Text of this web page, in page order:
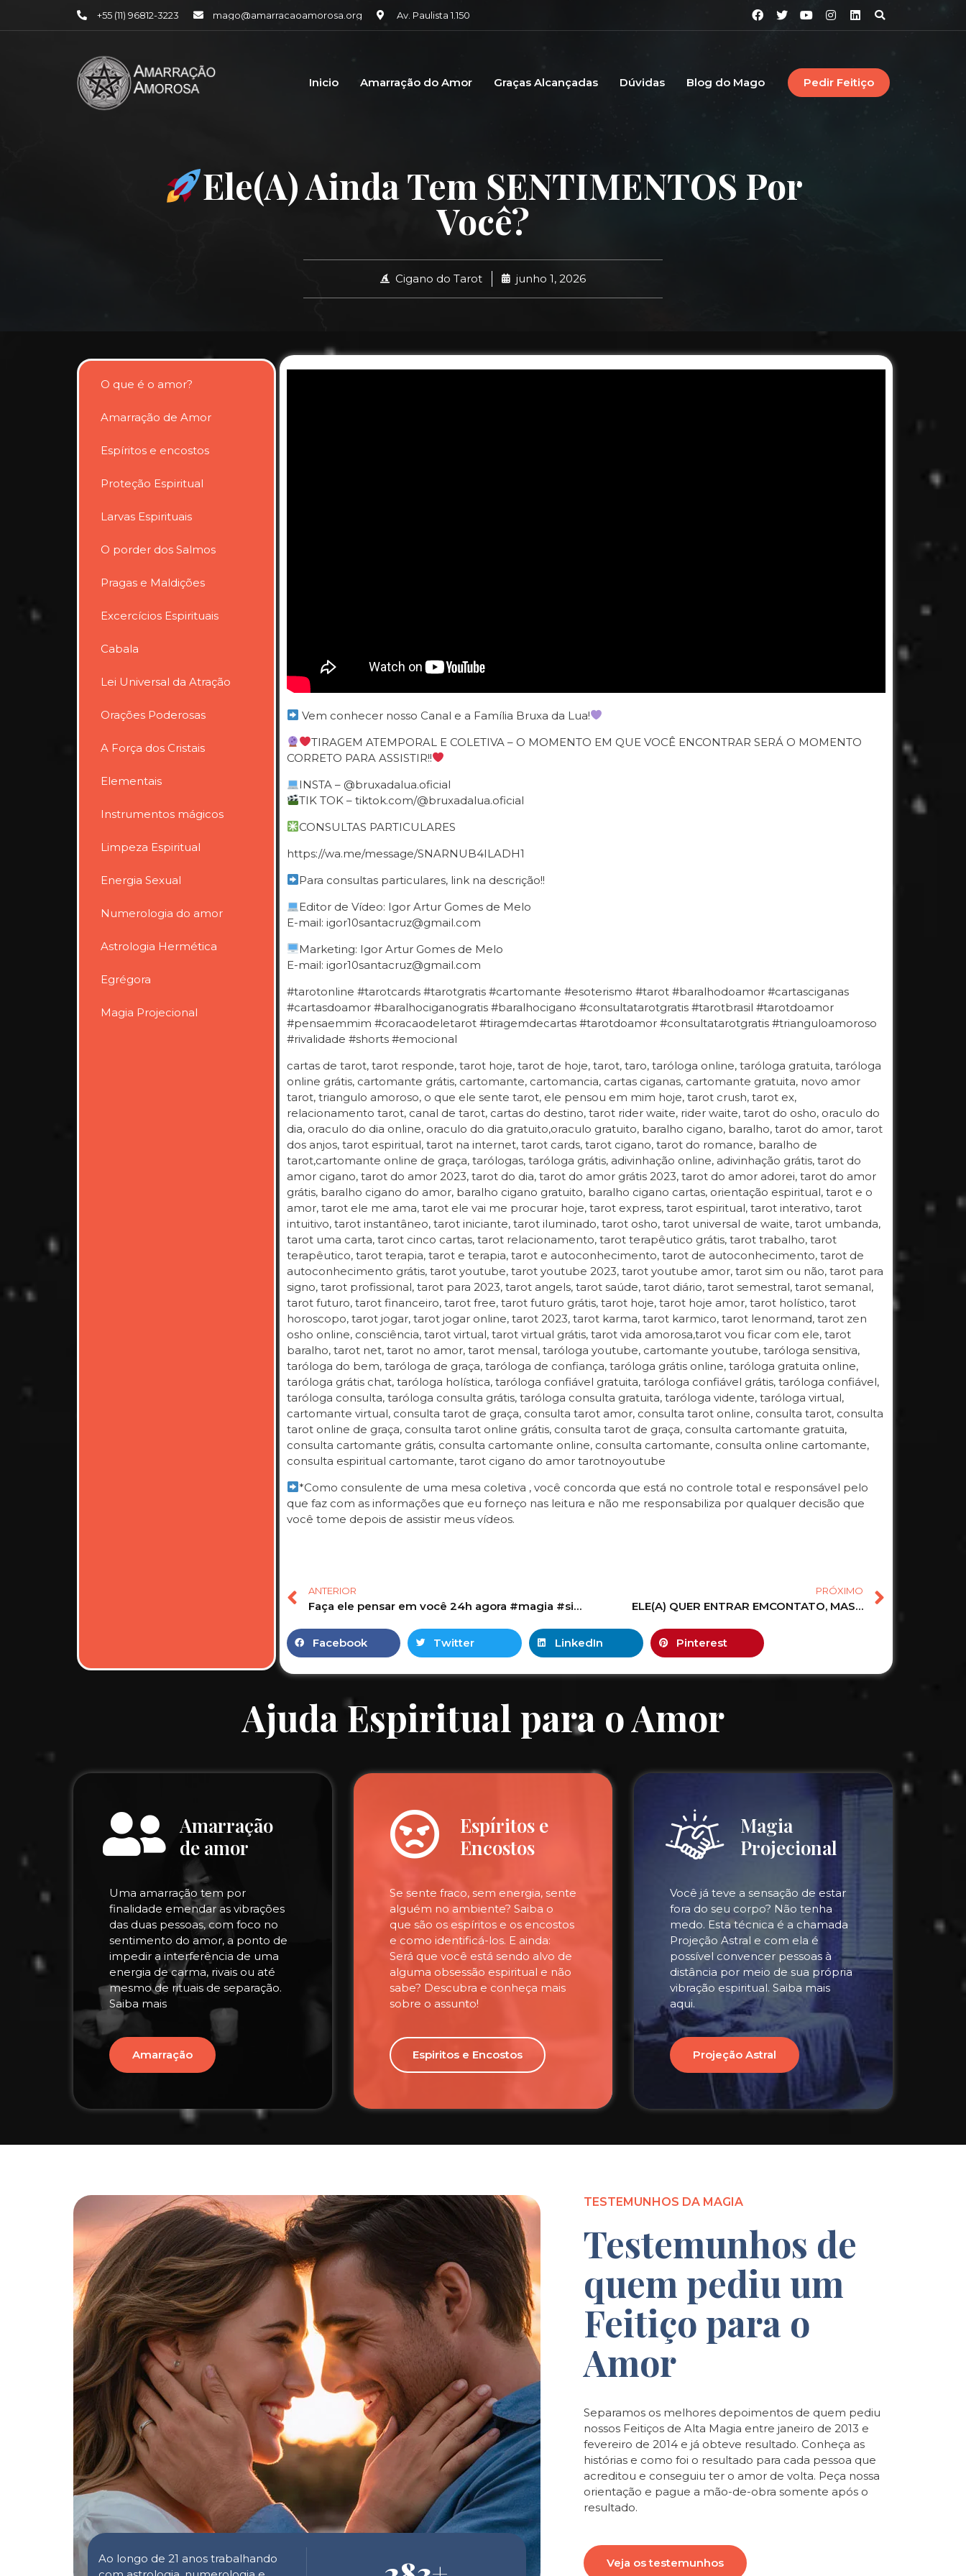
+55 (11) 96812-3223 mago@amarracaoamorosa.org Av. Paulista 1.150
Inicio Amarração do Amor Graças Alcançadas Dúvidas Blog do Mago Pedir Feitiço
Ele(a) Ainda Tem SENTIMENTOS Por
Você?
Cigano do Tarot junho 1, 2026
O que é o amor?
Amarração de Amor
Espíritos e encostos
Proteção Espiritual
Larvas Espirituais
O porder dos Salmos
Pragas e Maldições
Excercícios Espirituais
Cabala
Lei Universal da Atração
Orações Poderosas
A Força dos Cristais
Elementais
Instrumentos mágicos
Limpeza Espiritual
Energia Sexual
Numerologia do amor
Astrologia Hermética
Egrégora
Magia Projecional
Vem conhecer nosso Canal e a Família Bruxa da Lua!
TIRAGEM ATEMPORAL E COLETIVA – O MOMENTO EM QUE VOCÊ ENCONTRAR SERÁ O MOMENTO
CORRETO PARA ASSISTIR!!
INSTA – @bruxadalua.oficial
TIK TOK – tiktok.com/@bruxadalua.oficial
CONSULTAS PARTICULARES
https://wa.me/message/SNARNUB4ILADH1
Para consultas particulares, link na descrição!!
Editor de Vídeo: Igor Artur Gomes de Melo
E-mail: igor10santacruz@gmail.com
Marketing: Igor Artur Gomes de Melo
E-mail: igor10santacruz@gmail.com
#tarotonline #tarotcards #tarotgratis #cartomante #esoterismo #tarot #baralhodoamor #cartasciganas
#cartasdoamor #baralhociganogratis #baralhocigano #consultatarotgratis #tarotbrasil #tarotdoamor
#pensaemmim #coracaodeletarot #tiragemdecartas #tarotdoamor #consultatarotgratis #trianguloamoroso
#rivalidade #shorts #emocional
cartas de tarot, tarot responde, tarot hoje, tarot de hoje, tarot, taro, taróloga online, taróloga gratuita, taróloga
online grátis, cartomante grátis, cartomante, cartomancia, cartas ciganas, cartomante gratuita, novo amor
tarot, triangulo amoroso, o que ele sente tarot, ele pensou em mim hoje, tarot crush, tarot ex,
relacionamento tarot, canal de tarot, cartas do destino, tarot rider waite, rider waite, tarot do osho, oraculo do
dia, oraculo do dia online, oraculo do dia gratuito,oraculo gratuito, baralho cigano, baralho, tarot do amor, tarot
dos anjos, tarot espiritual, tarot na internet, tarot cards, tarot cigano, tarot do romance, baralho de
tarot,cartomante online de graça, tarólogas, taróloga grátis, adivinhação online, adivinhação grátis, tarot do
amor cigano, tarot do amor 2023, tarot do dia, tarot do amor grátis 2023, tarot do amor adorei, tarot do amor
grátis, baralho cigano do amor, baralho cigano gratuito, baralho cigano cartas, orientação espiritual, tarot e o
amor, tarot ele me ama, tarot ele vai me procurar hoje, tarot express, tarot espiritual, tarot interativo, tarot
intuitivo, tarot instantâneo, tarot iniciante, tarot iluminado, tarot osho, tarot universal de waite, tarot umbanda,
tarot uma carta, tarot cinco cartas, tarot relacionamento, tarot terapêutico grátis, tarot trabalho, tarot
terapêutico, tarot terapia, tarot e terapia, tarot e autoconhecimento, tarot de autoconhecimento, tarot de
autoconhecimento grátis, tarot youtube, tarot youtube 2023, tarot youtube amor, tarot sim ou não, tarot para
signo, tarot profissional, tarot para 2023, tarot angels, tarot saúde, tarot diário, tarot semestral, tarot semanal,
tarot futuro, tarot financeiro, tarot free, tarot futuro grátis, tarot hoje, tarot hoje amor, tarot holístico, tarot
horoscopo, tarot jogar, tarot jogar online, tarot 2023, tarot karma, tarot karmico, tarot lenormand, tarot zen
osho online, consciência, tarot virtual, tarot virtual grátis, tarot vida amorosa,tarot vou ficar com ele, tarot
baralho, tarot net, tarot no amor, tarot mensal, taróloga youtube, cartomante youtube, taróloga sensitiva,
taróloga do bem, taróloga de graça, taróloga de confiança, taróloga grátis online, taróloga gratuita online,
taróloga grátis chat, taróloga holística, taróloga confiável gratuita, taróloga confiável grátis, taróloga confiável,
taróloga consulta, taróloga consulta grátis, taróloga consulta gratuita, taróloga vidente, taróloga virtual,
cartomante virtual, consulta tarot de graça, consulta tarot amor, consulta tarot online, consulta tarot, consulta
tarot online de graça, consulta tarot online grátis, consulta tarot de graça, consulta cartomante gratuita,
consulta cartomante grátis, consulta cartomante online, consulta cartomante, consulta online cartomante,
consulta espiritual cartomante, tarot cigano do amor tarotnoyoutube
*Como consulente de uma mesa coletiva , você concorda que está no controle total e responsável pelo
que faz com as informações que eu forneço nas leitura e não me responsabiliza por qualquer decisão que
você tome depois de assistir meus vídeos.
ANTERIOR
Faça ele pensar em você 24h agora #magia #simpatias #simpatia #simpatias
PRÓXIMO
ELE(A) QUER ENTRAR EMCONTATO, MAS…
Facebook Twitter LinkedIn Pinterest
Ajuda Espiritual para o Amor
Amarração
de amor
Uma amarração tem por
finalidade emendar as vibrações
das duas pessoas, com foco no
sentimento do amor, a ponto de
impedir a interferência de uma
energia de carma, rivais ou até
mesmo de rituais de separação.
Saiba mais
Amarração
Espíritos e
Encostos
Se sente fraco, sem energia, sente
alguém no ambiente? Saiba o
que são os espíritos e os encostos
e como identificá-los. E ainda:
Será que você está sendo alvo de
alguma obsessão espiritual e não
sabe? Descubra e conheça mais
sobre o assunto!
Espiritos e Encostos
Magia
Projecional
Você já teve a sensação de estar
fora do seu corpo? Não tenha
medo. Esta técnica é a chamada
Projeção Astral e com ela é
possível convencer pessoas à
distância por meio de sua própria
vibração espiritual. Saiba mais
aqui.
Projeção Astral
Ao longo de 21 anos trabalhando
TESTEMUNHOS DA MAGIA
Testemunhos de
quem pediu um
Feitiço para o
Amor
Separamos os melhores depoimentos de quem pediu
nossos Feitiços de Alta Magia entre janeiro de 2013 e
fevereiro de 2014 e já obteve resultado. Conheça as
histórias e como foi o resultado para cada pessoa que
acreditou e conseguiu ter o amor de volta. Peça nossa
orientação e pague a mão-de-obra somente após o
resultado.
Veja os testemunhos